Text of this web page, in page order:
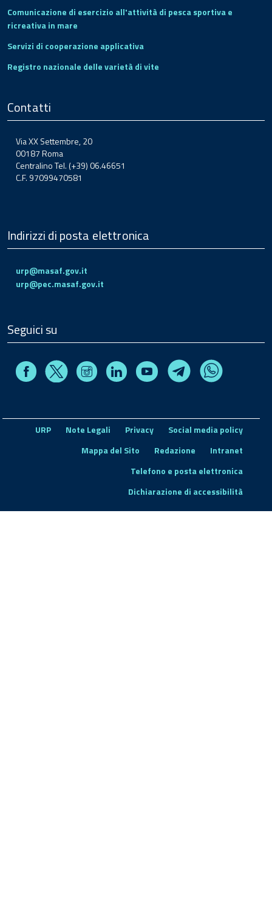
Comunicazione di esercizio all'attività di pesca sportiva e
ricreativa in mare
Servizi di cooperazione applicativa
Registro nazionale delle varietà di vite
Contatti
Via XX Settembre, 20
00187 Roma
Centralino Tel. (+39) 06.46651
C.F. 97099470581
Indirizzi di posta elettronica
urp@masaf.gov.it
urp@pec.masaf.gov.it
Seguici su
FacebookX InstagramLinkedin Youtube TelegramWhatsapp
URP Note Legali Privacy
Social media policy
Mappa del Sito
Redazione
Intranet
Telefono e posta elettronica
Dichiarazione di accessibilità